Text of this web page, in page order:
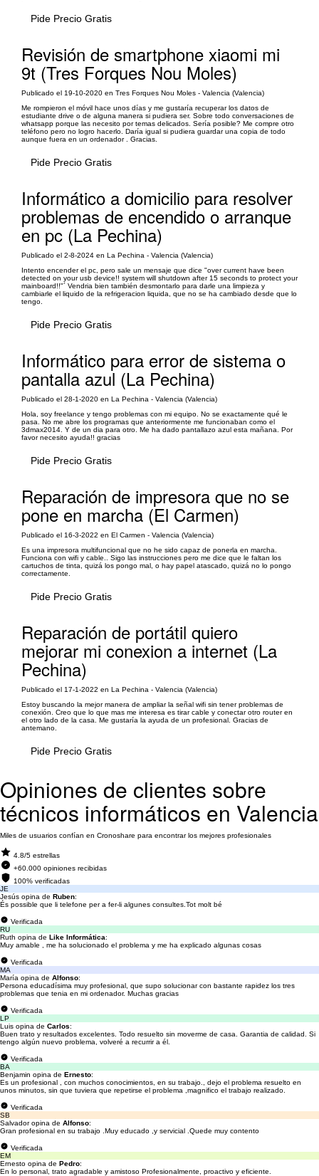
Pide Precio Gratis
Revisión de smartphone xiaomi mi
9t (Tres Forques Nou Moles)
Publicado el 19-10-2020 en Tres Forques Nou Moles - Valencia (Valencia)
Me rompieron el móvil hace unos días y me gustaría recuperar los datos de
estudiante drive o de alguna manera si pudiera ser. Sobre todo conversaciones de
whatsapp porque las necesito por temas delicados. Sería posible? Me compre otro
teléfono pero no logro hacerlo. Daría igual si pudiera guardar una copia de todo
aunque fuera en un ordenador . Gracias.
Pide Precio Gratis
Informático a domicilio para resolver
problemas de encendido o arranque
en pc (La Pechina)
Publicado el 2-8-2024 en La Pechina - Valencia (Valencia)
Intento encender el pc, pero sale un mensaje que dice "over current have been
detected on your usb device!! system will shutdown after 15 seconds to protect your
mainboard!!"´ Vendria bien también desmontarlo para darle una limpieza y
cambiarle el liquido de la refrigeracion liquida, que no se ha cambiado desde que lo
tengo.
Pide Precio Gratis
Informático para error de sistema o
pantalla azul (La Pechina)
Publicado el 28-1-2020 en La Pechina - Valencia (Valencia)
Hola, soy freelance y tengo problemas con mi equipo. No se exactamente qué le
pasa. No me abre los programas que anteriormente me funcionaban como el
3dmax2014. Y de un dia para otro. Me ha dado pantallazo azul esta mañana. Por
favor necesito ayuda!! gracias
Pide Precio Gratis
Reparación de impresora que no se
pone en marcha (El Carmen)
Publicado el 16-3-2022 en El Carmen - Valencia (Valencia)
Es una impresora multifuncional que no he sido capaz de ponerla en marcha.
Funciona con wifi y cable.. Sigo las instrucciones pero me dice que le faltan los
cartuchos de tinta, quizá los pongo mal, o hay papel atascado, quizá no lo pongo
correctamente.
Pide Precio Gratis
Reparación de portátil quiero
mejorar mi conexion a internet (La
Pechina)
Publicado el 17-1-2022 en La Pechina - Valencia (Valencia)
Estoy buscando la mejor manera de ampliar la señal wifi sin tener problemas de
conexión. Creo que lo que mas me interesa es tirar cable y conectar otro router en
el otro lado de la casa. Me gustaría la ayuda de un profesional. Gracias de
antemano.
Pide Precio Gratis
Opiniones de clientes sobre
técnicos informáticos en Valencia
Miles de usuarios confían en Cronoshare para encontrar los mejores profesionales
4.8/5 estrellas
+60.000 opiniones recibidas
100% verificadas
JE
Jesús opina de Ruben:
És possible que li telefone per a fer-li algunes consultes.Tot molt bé
Verificada
RU
Ruth opina de Like Informática:
Muy amable , me ha solucionado el problema y me ha explicado algunas cosas
Verificada
MA
María opina de Alfonso:
Persona educadísima muy profesional, que supo solucionar con bastante rapidez los tres
problemas que tenia en mi ordenador. Muchas gracias
Verificada
LP
Luis opina de Carlos:
Buen trato y resultados excelentes. Todo resuelto sin moverme de casa. Garantia de calidad. Si
tengo algún nuevo problema, volveré a recurrir a él.
Verificada
BA
Benjamin opina de Ernesto:
Es un profesional , con muchos conocimientos, en su trabajo., dejo el problema resuelto en
unos minutos, sin que tuviera que repetirse el problema ,magnifico el trabajo realizado.
Verificada
SB
Salvador opina de Alfonso:
Gran profesional en su trabajo .Muy educado ,y servicial .Quede muy contento
Verificada
EM
Ernesto opina de Pedro:
En lo personal, trato agradable y amistoso Profesionalmente, proactivo y eficiente.